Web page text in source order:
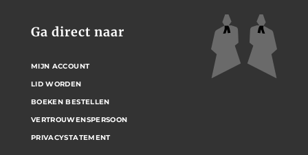
Ga direct naar
MIJN ACCOUNT
LID WORDEN
BOEKEN BESTELLEN
VERTROUWENSPERSOON
PRIVACYSTATEMENT